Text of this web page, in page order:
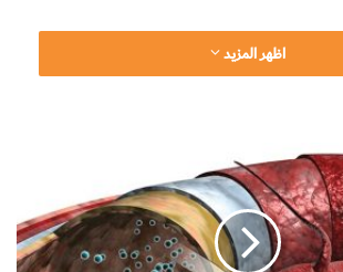
من الضلوع من الأمام باللوحة
من ثلاثة عظام، والمعروفة بالقص
أزواج الضلوع من الثامن إلى العاشر؛
غير مباشر عن طريق بنى غضروفية
بـ«الضلوع الكاذبة». ويظل الزوجان
اظهر المزيد